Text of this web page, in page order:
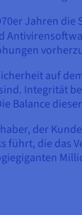
Jahren
auf
Integrität
Balance
der
führt, die